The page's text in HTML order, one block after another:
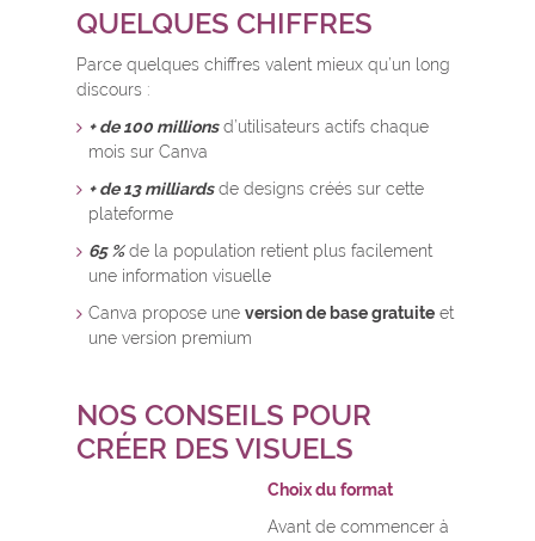
QUELQUES CHIFFRES
Parce quelques chiffres valent mieux qu’un long
discours :
+ de 100 millions d’utilisateurs actifs chaque
mois sur Canva
+ de 13 milliards de designs créés sur cette
plateforme
65 % de la population retient plus facilement
une information visuelle
Canva propose une version de base gratuite et
une version premium
NOS CONSEILS POUR
CRÉER DES VISUELS
Choix du format
Avant de commencer à